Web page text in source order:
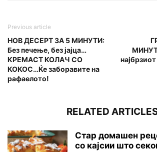
Previous article
НОВ ДЕСЕРТ ЗА 5 МИНУТИ:
Без печење, без јајца…
КРЕМАСТ КОЛАЧ СО
КОКОС…Ќе заборавите на
рафаелото!
RELATED
Стар домашен
со кајсии што